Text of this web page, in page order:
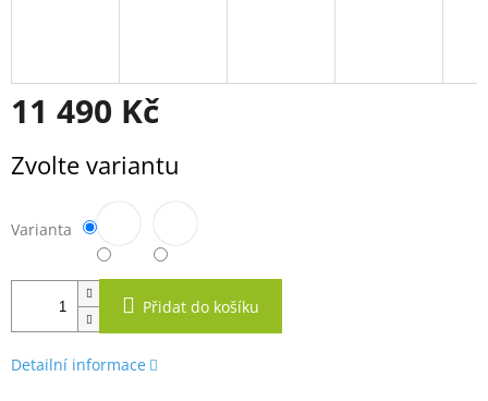
11 490 Kč
cena:
Zvolte variantu
Varianta
Přidat do košíku
Detailní informace